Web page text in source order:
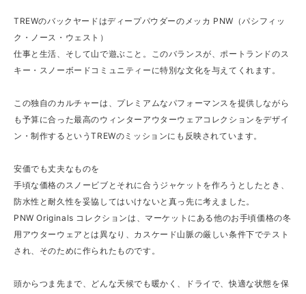
TREWのバックヤードはディープパウダーのメッカ PNW（パシフィッ
ク・ノース・ウェスト）
仕事と生活、そして山で遊ぶこと。このバランスが、ポートランドのス
キー・スノーボードコミュニティーに特別な文化を与えてくれます。
この独自のカルチャーは、プレミアムなパフォーマンスを提供しながら
も予算に合った最高のウィンターアウターウェアコレクションをデザイ
ン・制作するというTREWのミッションにも反映されています。
安価でも丈夫なものを
手頃な価格のスノービブとそれに合うジャケットを作ろうとしたとき、
防水性と耐久性を妥協してはいけないと真っ先に考えました。
PNW Originals コレクションは、マーケットにある他のお手頃価格の冬
用アウターウェアとは異なり、カスケード山脈の厳しい条件下でテスト
され、そのために作られたものです。
頭からつま先まで、どんな天候でも暖かく、ドライで、快適な状態を保